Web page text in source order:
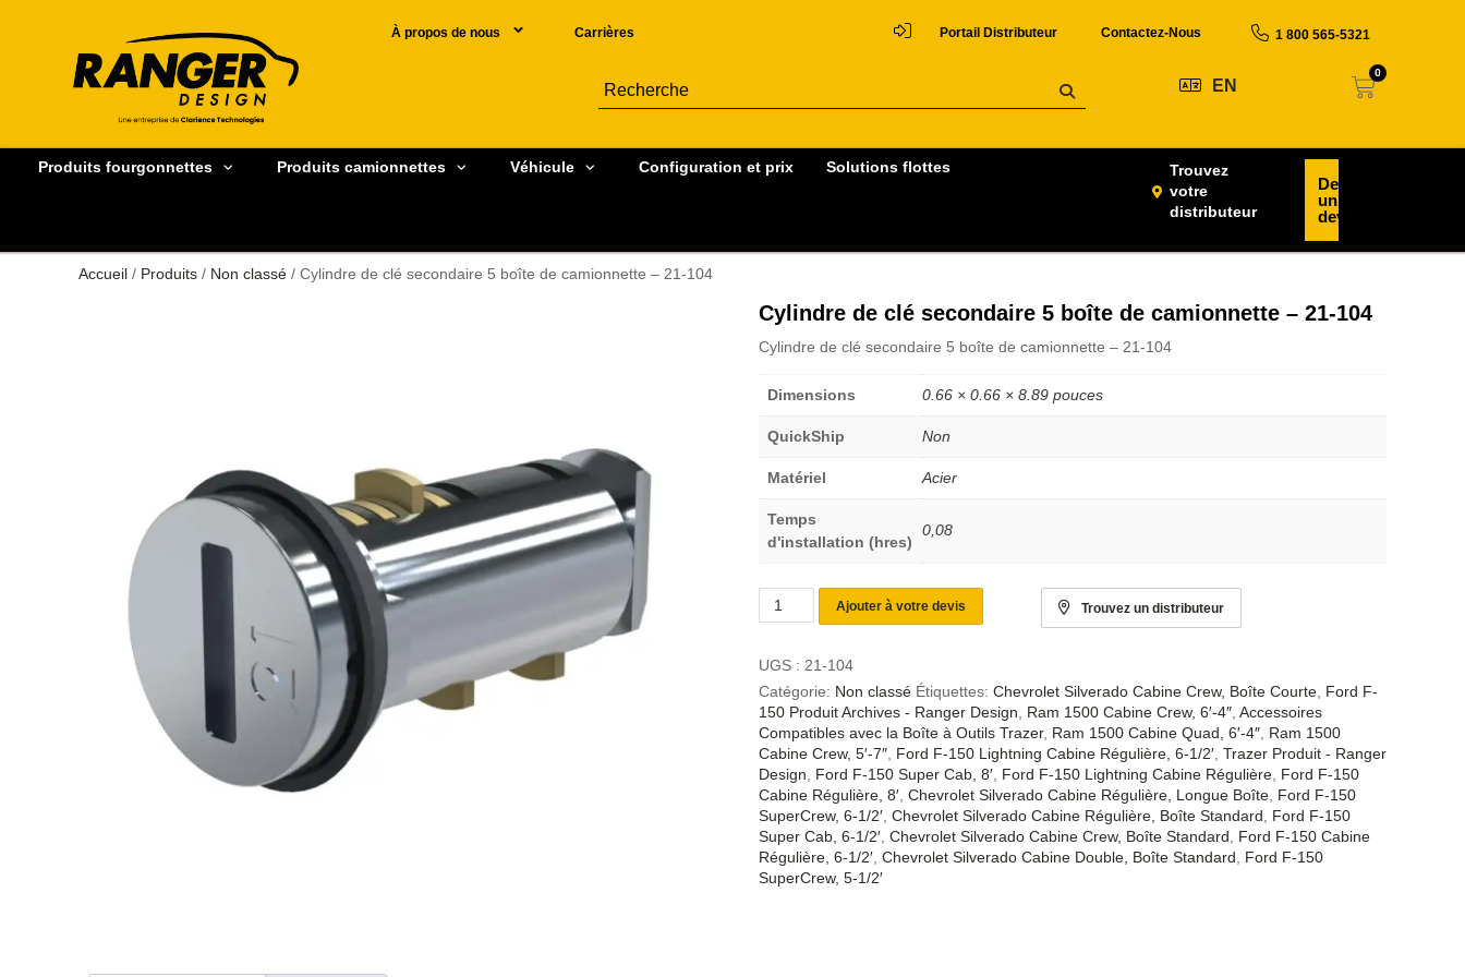
À propos de nous Carrières Portail Distributeur Contactez-Nous 1 800 565-5321
EN
0
Produits fourgonnettes Produits camionnettes Véhicule Configuration et prix Solutions flottes
Trouvez
votre
distributeur
Demander
un
devis
Accueil / Produits / Non classé / Cylindre de clé secondaire 5 boîte de camionnette – 21-104
Cylindre de clé secondaire 5 boîte de camionnette – 21-104
Cylindre de clé secondaire 5 boîte de camionnette – 21-104
Dimensions 0.66 × 0.66 × 8.89 pouces
QuickShip Non
Matériel Acier
Temps
d'installation (hres)
0,08
Ajouter à votre devis Trouvez un distributeur
UGS : 21-104
Catégorie: Non classé Étiquettes: Chevrolet Silverado Cabine Crew, Boîte Courte Ford F-
150 Produit Archives - Ranger Design
Ram 1500 Cabine Crew, 6′-4″ Accessoires
Compatibles avec la Boîte à Outils Trazer, Ram 1500 Cabine Quad, 6′-4″ Ram 1500
Cabine Crew, 5′-7″ Ford F-150 Lightning Cabine Régulière, 6-1/2′ Trazer Produit - Ranger
Design
Ford F-150 Super Cab, 8′ Ford F-150 Lightning Cabine Régulière Ford F-150
Cabine Régulière, 8′ Chevrolet Silverado Cabine Régulière, Longue Boîte Ford F-150
SuperCrew, 6-1/2′ Chevrolet Silverado Cabine Régulière, Boîte Standard
Ford F-150
Super Cab, 6-1/2′ Chevrolet Silverado Cabine Crew, Boîte Standard
Ford F-150 Cabine
Régulière, 6-1/2′ Chevrolet Silverado Cabine Double, Boîte Standard
Ford F-150
SuperCrew, 5-1/2′